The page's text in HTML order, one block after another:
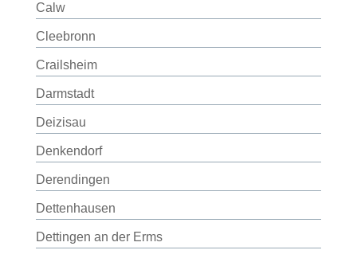
Calw
Cleebronn
Crailsheim
Darmstadt
Deizisau
Denkendorf
Derendingen
Dettenhausen
Dettingen an der Erms